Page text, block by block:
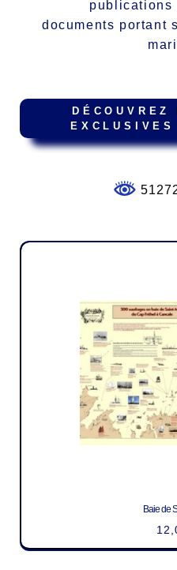
publications
documents portant
DÉCOUVREZ
Baie de